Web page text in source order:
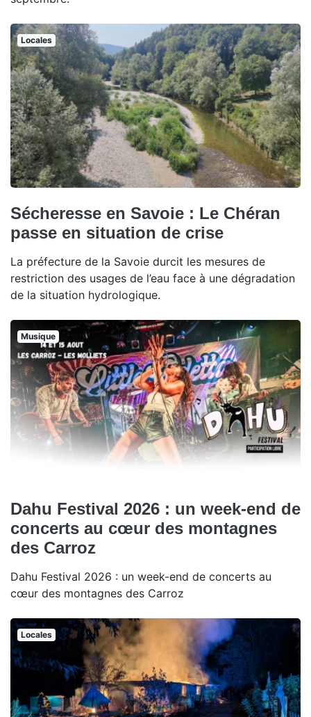
Locales
Sécheresse en Savoie : Le Chéran
passe en situation de crise
La préfecture de la Savoie durcit les mesures de
restriction des usages de l’eau face à une dégradation
de la situation hydrologique.
Musique
Dahu Festival 2026 : un week-end de
concerts au cœur des montagnes
des Carroz
Dahu Festival 2026 : un week-end de concerts au
cœur des montagnes des Carroz
Locales